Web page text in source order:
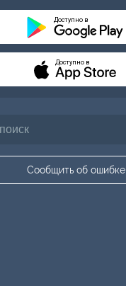
Сообщить об ошибке
Доступно в
Доступно в